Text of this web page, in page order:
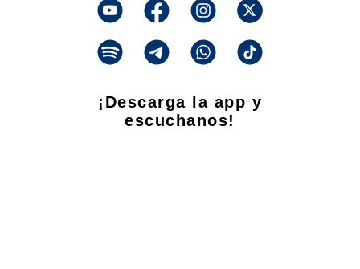
¡Descarga la app y
escuchanos!